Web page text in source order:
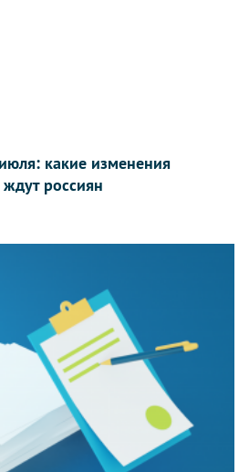
какие изменения
ждут россиян